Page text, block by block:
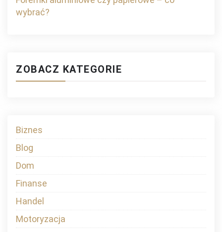
wybrać?
ZOBACZ KATEGORIE
Biznes
Blog
Dom
Finanse
Handel
Motoryzacja